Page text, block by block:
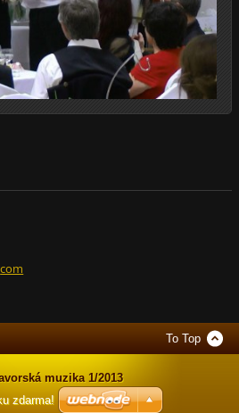
com
To Top
muzika 1/2013
zdarma!